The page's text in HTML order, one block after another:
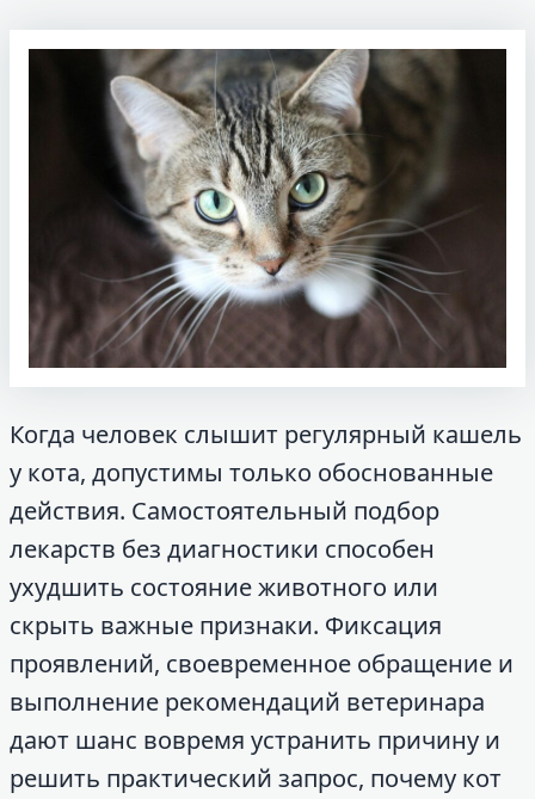
Когда человек слышит регулярный кашель
у кота, допустимы только обоснованные
действия. Самостоятельный подбор
лекарств без диагностики способен
ухудшить состояние животного или
скрыть важные признаки. Фиксация
проявлений, своевременное обращение и
выполнение рекомендаций ветеринара
дают шанс вовремя устранить причину и
решить практический запрос, почему кот